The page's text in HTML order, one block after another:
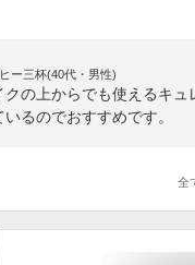
ー三杯(40代・男性)
クの上からでも使えるキ
いるのでおすすめです。
全